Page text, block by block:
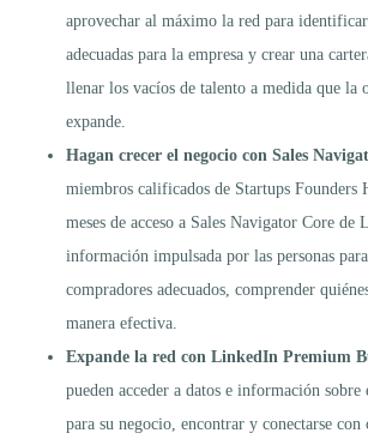
aprovechar al máximo la red para
adecuadas para la empresa y crear una
llenar los vacíos de talento a medida que la
expande.
Hagan crecer el negocio con Sales
miembros calificados de Startups Founders
meses de acceso a Sales Navigator Core
información impulsada por las personas
compradores adecuados, comprender
manera efectiva.
Expande la red con LinkedIn Premium
pueden acceder a datos e información sobre
para su negocio, encontrar y conectarse con